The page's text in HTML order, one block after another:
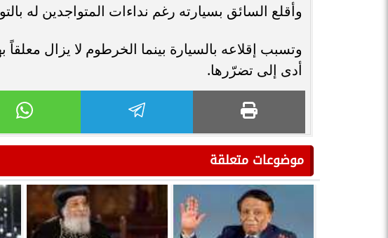
وأقلع السائق بسيارته رغم نداءات المتواجدين له
وتسبب إقلاعه بالسيارة بينما الخرطوم لا يزال معلقاً
أدى إلى تضرّرها.
موضوعات متعلقة